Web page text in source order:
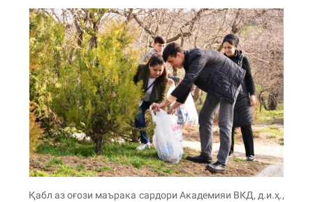
Қабл аз оғози маърака сардори Академияи ВКД, д.и.ҳ.,